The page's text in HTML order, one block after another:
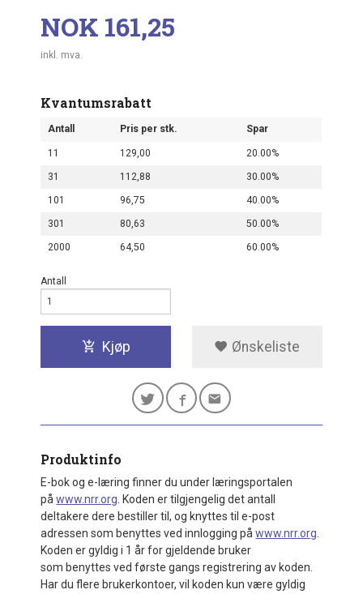
Pris
NOK 161,25
inkl. mva.
Kvantumsrabatt
Antall Pris per stk. Spar
11 129,00 20.00%
31 112,88 30.00%
101 96,75 40.00%
301 80,63 50.00%
2000 64,50 60.00%
Antall
Kjøp Ønskeliste
Produktinfo
E-bok og e-læring finner du under læringsportalen
påwww.nrr.org . Koden er tilgjengelig det antall
deltakere dere bestiller til, og knyttes til e-post
adressen som benyttes ved innlogging påwww.nrr.org
Koden er gyldig i 1 år for gjeldende bruker
som benyttes ved første gangs registrering av koden.
Har du flere brukerkontoer, vil koden kun være gyldig